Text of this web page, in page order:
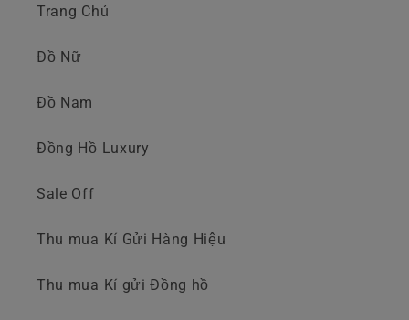
Trang Chủ
Đồ Nữ
Đồ Nam
Đồng Hồ Luxury
Sale Off
Thu mua Kí Gửi Hàng Hiệu
Thu mua Kí gửi Đồng hồ